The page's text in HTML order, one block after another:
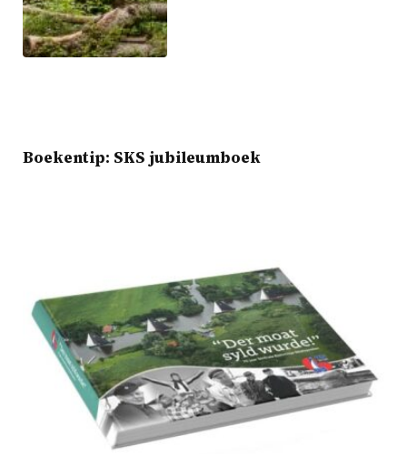
Boekentip: SKS jubileumboek